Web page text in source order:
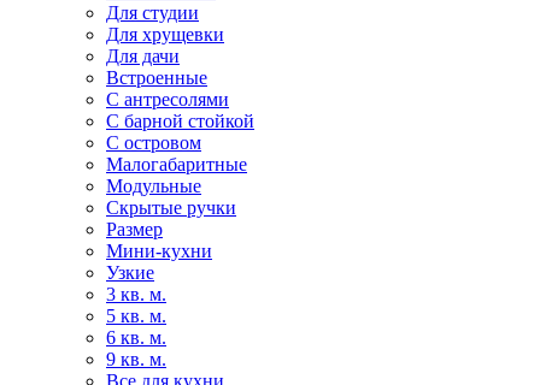
Для студии
Для хрущевки
Для дачи
Встроенные
С антресолями
С барной стойкой
С островом
Малогабаритные
Модульные
Скрытые ручки
Размер
Мини-кухни
Узкие
3 кв. м.
5 кв. м.
6 кв. м.
9 кв. м.
Все для кухни